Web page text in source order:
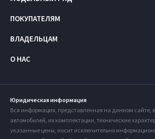
ПОКУПАТЕЛЯМ
ВЛАДЕЛЬЦАМ
О НАС
Юридическая информация
Вся информация, представленная на данном сайте,
автомобилей, их комплектации, технические
указанные цены, носит исключительно